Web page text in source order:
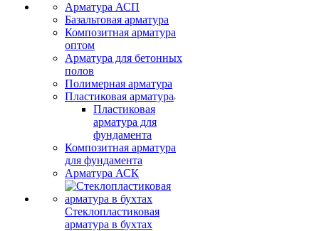
Арматура АСП
Базальтовая арматура
Композитная арматура
оптом
Арматура для бетонных
полов
Полимерная арматура
Пластиковая арматура
Пластиковая
арматура для
фундамента
Композитная арматура
для фундамента
Арматура АСК
Стеклопластиковая
арматура в бухтах